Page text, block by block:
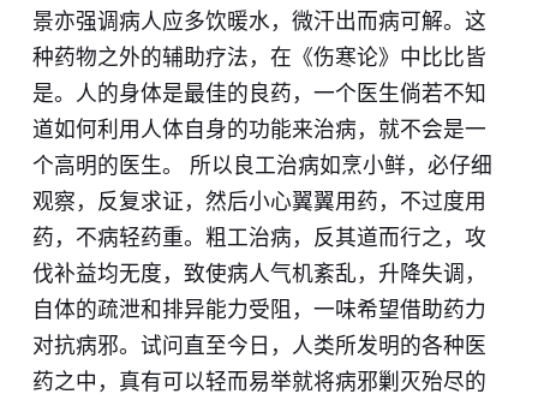
景亦强调病人应多饮暖水，微汗出而病可解。这
种药物之外的辅助疗法，在《伤寒论》中比比皆
是。人的身体是最佳的良药，一个医生倘若不知
道如何利用人体自身的功能来治病，就不会是一
个高明的医生。 所以良工治病如烹小鲜，必仔细
观察，反复求证，然后小心翼翼用药，不过度用
药，不病轻药重。粗工治病，反其道而行之，攻
伐补益均无度，致使病人气机紊乱，升降失调，
自体的疏泄和排异能力受阻，一味希望借助药力
对抗病邪。试问直至今日，人类所发明的各种医
药之中，真有可以轻而易举就将病邪剿灭殆尽的